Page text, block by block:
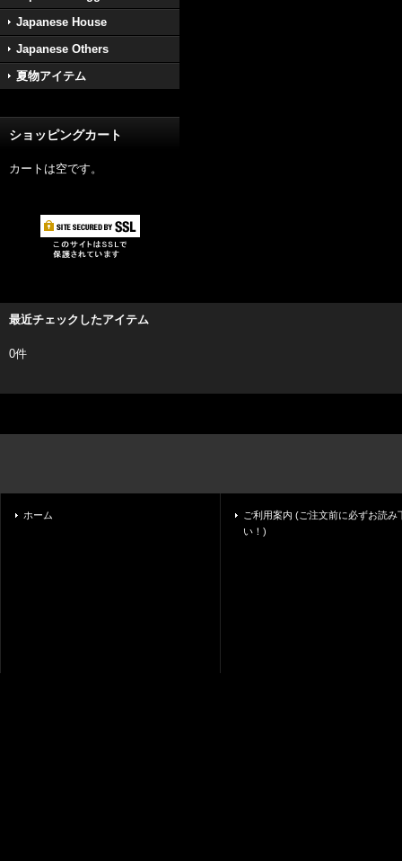
Japanese House
Japanese Others
夏物アイテム
ショッピングカート
カートは空です。
最近チェックしたアイテム
0件
ホーム
ご利用案内 (ご注文前に必ずお読み
い！)